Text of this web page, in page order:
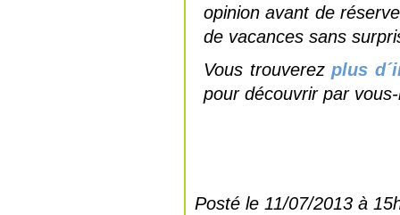
opinion avant de
de vacances sans
Vous trouverezplus
pour découvrir par
Posté le 11/07/2013 à